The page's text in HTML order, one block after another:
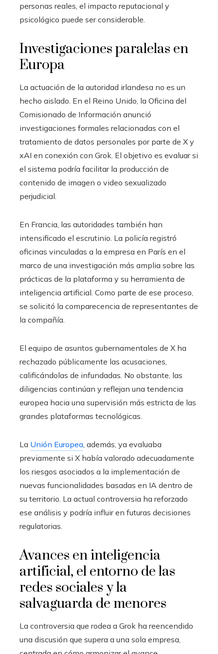
personas reales, el impacto reputacional y
psicológico puede ser considerable.
Investigaciones paralelas en
Europa
La actuación de la autoridad irlandesa no es un
hecho aislado. En el Reino Unido, la Oficina del
Comisionado de Información anunció
investigaciones formales relacionadas con el
tratamiento de datos personales por parte de X y
xAI en conexión con Grok. El objetivo es evaluar si
el sistema podría facilitar la producción de
contenido de imagen o video sexualizado
perjudicial.
En Francia, las autoridades también han
intensificado el escrutinio. La policía registró
oficinas vinculadas a la empresa en París en el
marco de una investigación más amplia sobre las
prácticas de la plataforma y su herramienta de
inteligencia artificial. Como parte de ese proceso,
se solicitó la comparecencia de representantes de
la compañía.
El equipo de asuntos gubernamentales de X ha
rechazado públicamente las acusaciones,
calificándolas de infundadas. No obstante, las
diligencias continúan y reflejan una tendencia
europea hacia una supervisión más estricta de las
grandes plataformas tecnológicas.
La Unión Europea, además, ya evaluaba
previamente si X había valorado adecuadamente
los riesgos asociados a la implementación de
nuevas funcionalidades basadas en IA dentro de
su territorio. La actual controversia ha reforzado
ese análisis y podría influir en futuras decisiones
regulatorias.
Avances en inteligencia
artificial, el entorno de las
redes sociales y la
salvaguarda de menores
La controversia que rodea a Grok ha reencendido
una discusión que supera a una sola empresa,